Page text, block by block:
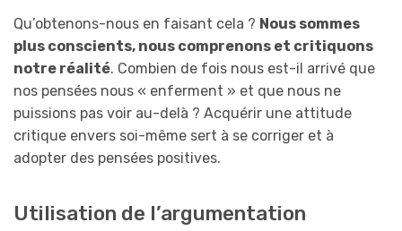
Qu’obtenons-nous en faisant cela ? Nous sommes
plus conscients, nous comprenons et critiquons
notre réalité. Combien de fois nous est-il arrivé que
nos pensées nous « enferment » et que nous ne
puissions pas voir au-delà ? Acquérir une attitude
critique envers soi-même sert à se corriger et à
adopter des pensées positives.
Utilisation de l’argumentation